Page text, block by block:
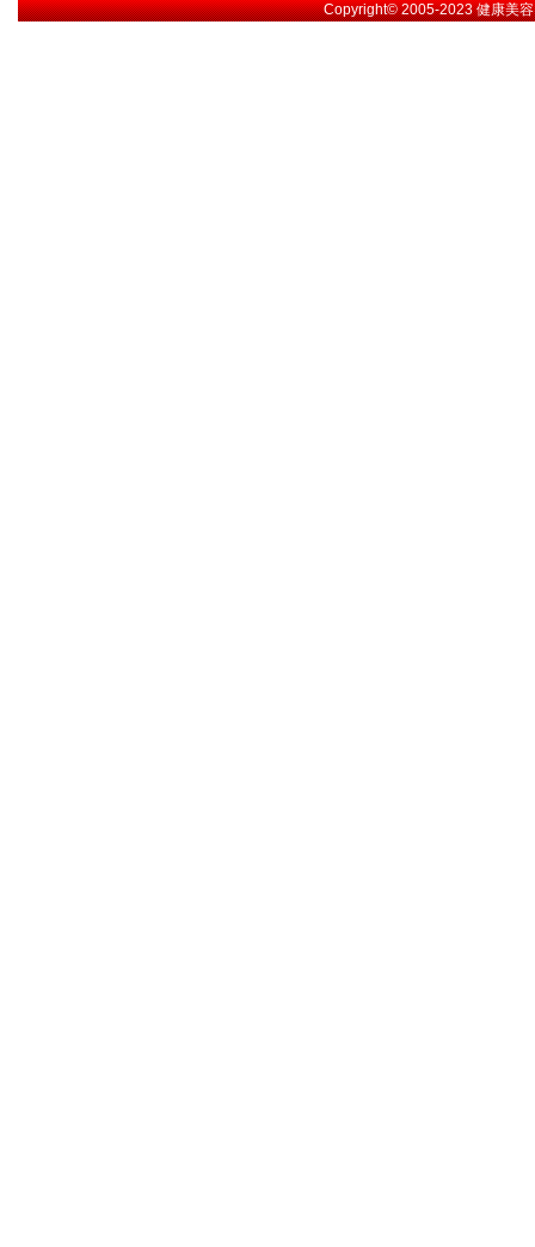
Copyright© 2005-2023健康美